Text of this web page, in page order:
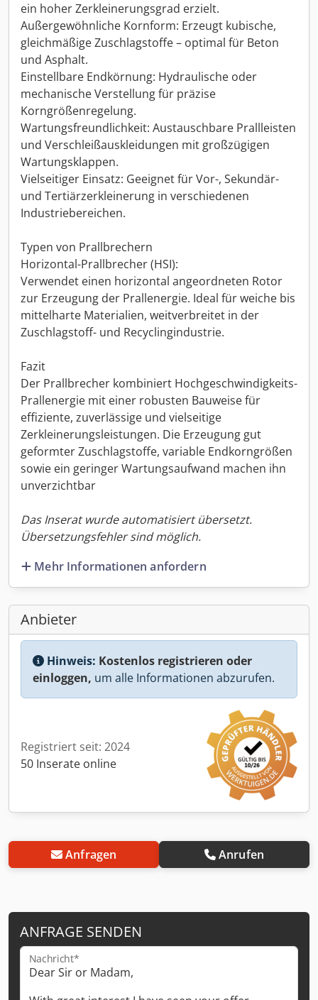
ein hoher Zerkleinerungsgrad erzielt.
Außergewöhnliche Kornform: Erzeugt kubische,
gleichmäßige Zuschlagstoffe – optimal für Beton
und Asphalt.
Einstellbare Endkörnung: Hydraulische oder
mechanische Verstellung für präzise
Korngrößenregelung.
Wartungsfreundlichkeit: Austauschbare Prallleisten
und Verschleißauskleidungen mit großzügigen
Wartungsklappen.
Vielseitiger Einsatz: Geeignet für Vor-, Sekundär-
und Tertiärzerkleinerung in verschiedenen
Industriebereichen.
Typen von Prallbrechern
Horizontal-Prallbrecher (HSI):
Verwendet einen horizontal angeordneten Rotor
zur Erzeugung der Prallenergie. Ideal für weiche bis
mittelharte Materialien, weitverbreitet in der
Zuschlagstoff- und Recyclingindustrie.
Fazit
Der Prallbrecher kombiniert Hochgeschwindigkeits-
Prallenergie mit einer robusten Bauweise für
effiziente, zuverlässige und vielseitige
Zerkleinerungsleistungen. Die Erzeugung gut
geformter Zuschlagstoffe, variable Endkorngrößen
sowie ein geringer Wartungsaufwand machen ihn
unverzichtbar
Das Inserat wurde automatisiert übersetzt.
Übersetzungsfehler sind möglich.
Mehr Informationen anfordern
Anbieter
Hinweis: Kostenlos registrieren oder
einloggen, um alle Informationen abzurufen.
Registriert seit: 2024
50 Inserate online
Anfragen Anrufen
ANFRAGE SENDEN
Nachricht*